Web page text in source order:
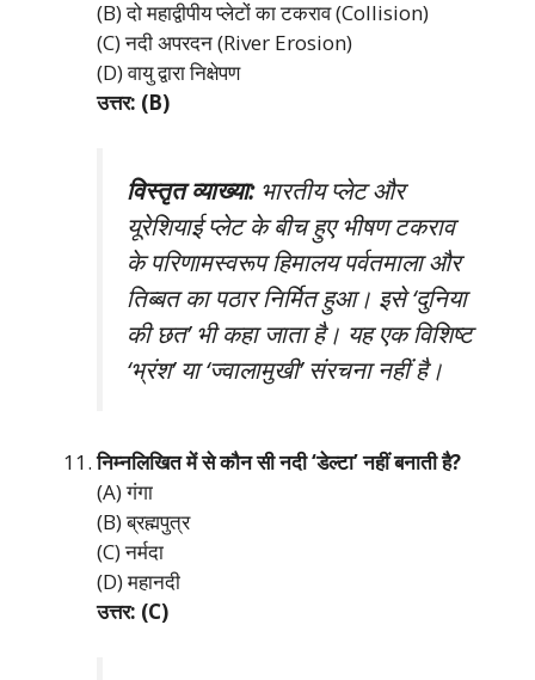
(B) दो महाद्वीपीय प्लेटों का टकराव (Collision)
(C) नदी अपरदन (River Erosion)
(D) वायु द्वारा निक्षेपण
उत्तर: (B)
विस्तृत व्याख्या:भारतीय प्लेट और
यूरेशियाई प्लेट के बीच हुए भीषण टकराव
के परिणामस्वरूप हिमालय पर्वतमाला और
तिब्बत का पठार निर्मित हुआ। इसे ‘दुनिया
की छत’ भी कहा जाता है। यह एक विशिष्ट
‘भ्रंश’ या ‘ज्वालामुखी’ संरचना नहीं है।
निम्नलिखित में से कौन सी नदी ‘डेल्टा’ नहीं बनाती है?
(A) गंगा
(B) ब्रह्मपुत्र
(C) नर्मदा
(D) महानदी
उत्तर: (C)